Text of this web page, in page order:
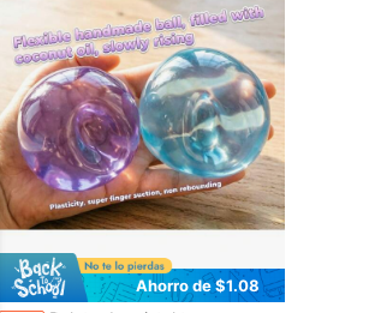
Ahorro de $1.08